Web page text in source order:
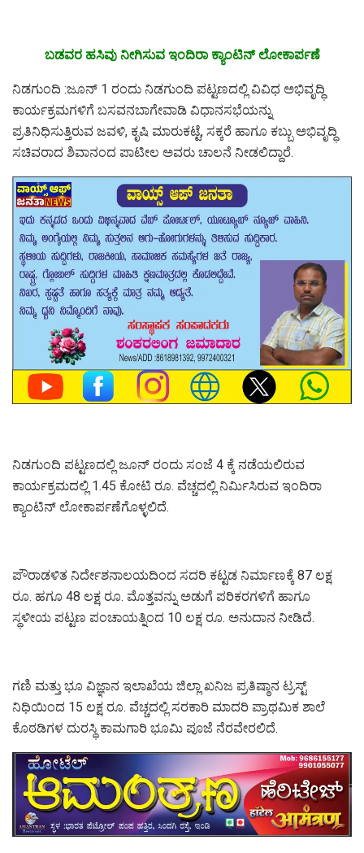
ಬಡವರ ಹಸಿವು ನೀಗಿಸುವ ಇಂದಿರಾ ಕ್ಯಾಂಟಿನ್ ಲೋಕಾರ್ಪಣೆ
ನಿಡಗುಂದಿ :ಜೂನ್ 1 ರಂದು ನಿಡಗುಂದಿ ಪಟ್ಟಣದಲ್ಲಿ ವಿವಿಧ ಅಭಿವೃದ್ಧಿ
ಕಾರ್ಯಕ್ರಮಗಳಿಗೆ ಬಸವನಬಾಗೇವಾಡಿ ವಿಧಾನಸಭೆಯನ್ನು
ಪ್ರತಿನಿಧಿಸುತ್ತಿರುವ ಜವಳಿ, ಕೃಷಿ ಮಾರುಕಟ್ಟೆ, ಸಕ್ಕರೆ ಹಾಗೂ ಕಬ್ಬು ಅಭಿವೃದ್ಧಿ
ಸಚಿವರಾದ ಶಿವಾನಂದ ಪಾಟೀಲ ಅವರು ಚಾಲನೆ ನೀಡಲಿದ್ದಾರೆ.
ನಿಡಗುಂದಿ ಪಟ್ಟಣದಲ್ಲಿ ಜೂನ್ ರಂದು ಸಂಜೆ 4 ಕ್ಕೆ ನಡೆಯಲಿರುವ
ಕಾರ್ಯಕ್ರಮದಲ್ಲಿ 1.45 ಕೋಟಿ ರೂ. ವೆಚ್ಚದಲ್ಲಿ ನಿರ್ಮಿಸಿರುವ ಇಂದಿರಾ
ಕ್ಯಾಂಟಿನ್ ಲೋಕಾರ್ಪಣೆಗೊಳ್ಳಲಿದೆ.
ಪೌರಾಡಳಿತ ನಿರ್ದೇಶನಾಲಯದಿಂದ ಸದರಿ ಕಟ್ಟಡ ನಿರ್ಮಾಣಕ್ಕೆ 87 ಲಕ್ಷ
ರೂ. ಹಗೂ 48 ಲಕ್ಷ ರೂ. ಮೊತ್ತವನ್ನು ಅಡುಗೆ ಪರಿಕರಗಳಿಗೆ ಹಾಗೂ
ಸ್ಥಳೀಯ ಪಟ್ಟಣ ಪಂಚಾಯತ್ನಿಂದ 10 ಲಕ್ಷ ರೂ. ಅನುದಾನ ನೀಡಿದೆ.
ಗಣಿ ಮತ್ತು ಭೂ ವಿಜ್ಞಾನ ಇಲಾಖೆಯ ಜಿಲ್ಲಾ ಖನಿಜ ಪ್ರತಿಷ್ಠಾನ ಟ್ರಸ್ಟ್
ನಿಧಿಯಿಂದ 15 ಲಕ್ಷ ರೂ. ವೆಚ್ಚದಲ್ಲಿ ಸರಕಾರಿ ಮಾದರಿ ಪ್ರಾಥಮಿಕ ಶಾಲೆ
ಕೊಠಡಿಗಳ ದುರಸ್ಥಿ ಕಾಮಗಾರಿ ಭೂಮಿ ಪೂಜೆ ನೆರವೇರಲಿದೆ.